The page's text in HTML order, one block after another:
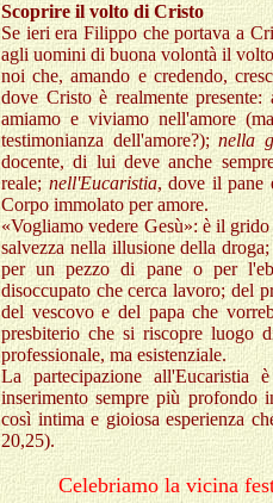
Scoprire il volto di Cristo
Se ieri era Filippo che portava a
agli uomini di buona volontà il
noi che, amando e credendo,
dove Cristo è realmente
amiamo e viviamo nell'amore
testimonianza dell'amore?);nella
docente, di lui deve anche
reale;nell'Eucaristia, dove il pane
Corpo immolato per amore.
«Vogliamo vedere Gesù»: è il
salvezza nella illusione della
per un pezzo di pane o per
disoccupato che cerca lavoro; del
del vescovo e del papa che
presbiterio che si riscopre luogo
professionale, ma esistenziale.
La partecipazione
inserimento sempre più
così intima e gioiosa esperienza
20,25).
Celebriamo la vicina